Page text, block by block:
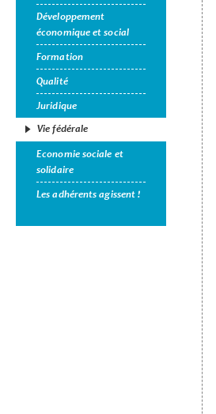
Développement
économique et social
Formation
Qualité
Juridique
Vie fédérale
Economie sociale et
solidaire
Les adhérents agissent !